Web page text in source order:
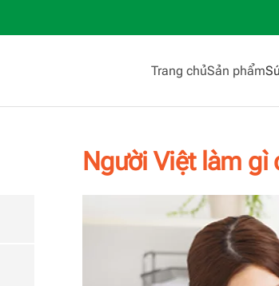
Trang chủSản phẩm
Người Việt làm gì